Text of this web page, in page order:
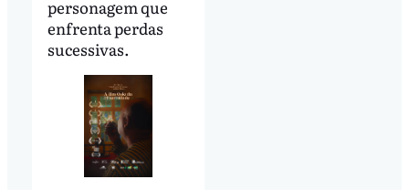
personagem que
enfrenta perdas
sucessivas.